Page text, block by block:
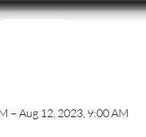
– Aug 12, 2023, 9:00 AM